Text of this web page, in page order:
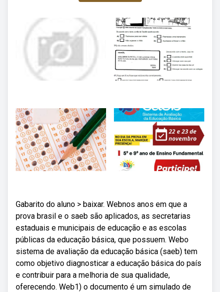
Gabarito do aluno > baixar. Webnos anos em que a
prova brasil e o saeb são aplicados, as secretarias
estaduais e municipais de educação e as escolas
públicas da educação básica, que possuem. Webo
sistema de avaliação da educação básica (saeb) tem
como objetivo diagnosticar a educação básica do país
e contribuir para a melhoria de sua qualidade,
oferecendo. Web1) o documento é um simulado de